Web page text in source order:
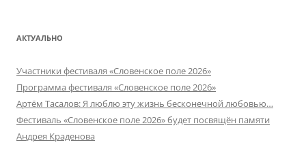
АКТУАЛЬНО
Участники фестиваля «Словенское поле 2026»
Программа фестиваля «Словенское поле 2026»
Артём Тасалов: Я люблю эту жизнь бесконечной любовью…
Фестиваль «Словенское поле 2026» будет посвящён памяти
Андрея Краденова